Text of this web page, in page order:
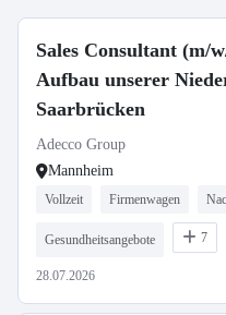
Sales Consultant (m/
Aufbau unserer
Saarbrücken
Adecco Group
Mannheim
Vollzeit Firmenwagen
Gesundheitsangebote 7
28.07.2026